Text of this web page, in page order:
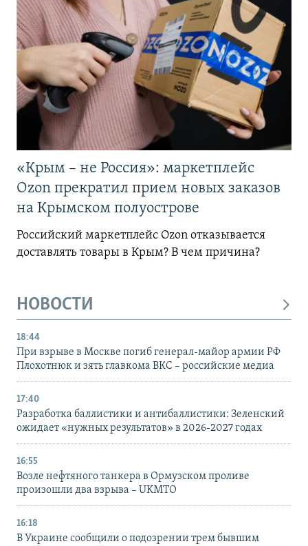
«Крым – не Россия»: маркетплейс
Ozon прекратил прием новых заказов
на Крымском полуострове
Российский маркетплейс Ozon отказывается
доставлять товары в Крым? В чем причина?
НОВОСТИ
18:44
При взрыве в Москве погиб генерал-майор армии РФ
Плохотнюк и зять главкома ВКС – российские медиа
17:40
Разработка баллистики и антибаллистики: Зеленский
ожидает «нужных результатов» в 2026-2027 годах
16:55
Возле нефтяного танкера в Ормузском проливе
произошли два взрыва – UKMTO
16:18
В Украине сообщили о подозрении трем бывшим